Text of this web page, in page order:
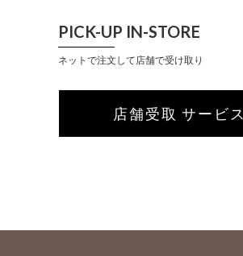
PICK-UP IN-STORE
ネットで注文して店舗で受け取り
店舗受取 サービス